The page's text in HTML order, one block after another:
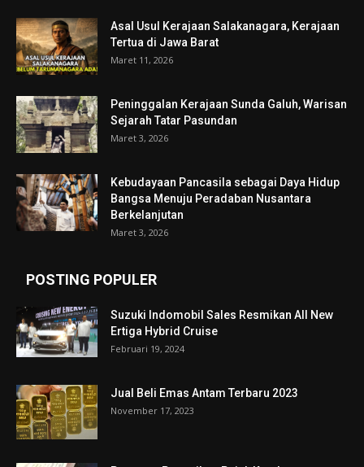
Asal Usul Kerajaan Salakanagara, Kerajaan
Tertua di Jawa Barat
Maret 11, 2026
Peninggalan Kerajaan Sunda Galuh, Warisan
Sejarah Tatar Pasundan
Maret 3, 2026
Kebudayaan Pancasila sebagai Daya Hidup
Bangsa Menuju Peradaban Nusantara
Berkelanjutan
Maret 3, 2026
POSTING POPULER
Suzuki Indomobil Sales Resmikan All New
Ertiga Hybrid Cruise
Februari 19, 2024
Jual Beli Emas Antam Terbaru 2023
November 17, 2023